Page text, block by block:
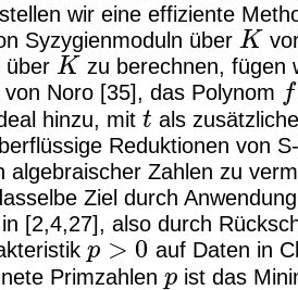
wir eine effiziente
Syzygienmoduln über
K
über
K
zu berechnen, fügen
Noro [35], das Polynom
f
hinzu, mit
t
als
Reduktionen von
algebraischer Zahlen zu
Ziel durch
[2,4,27], also durch
p>0
auf Daten in
Primzahlen
p
ist das